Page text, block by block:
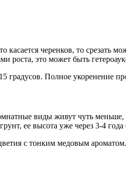
черенков, то
роста, это может быть
Полное укоренение
виды живут чуть
ее высота уже через 3-4 года
с тонким медовым